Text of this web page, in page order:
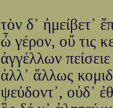
τὸν δ᾽ ἠμείβετ᾽
ὦ γέρον, οὔ τις
ἀγγέλλων
ἀλλ᾽ ἄλλως
ψεύδοντ᾽, οὐδ᾽